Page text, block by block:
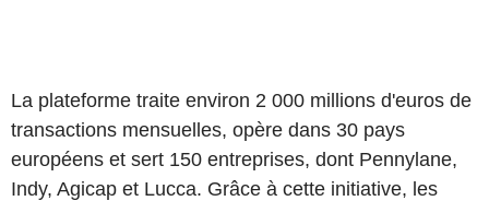
La plateforme traite environ 2 000 millions d'euros de
transactions mensuelles, opère dans 30 pays
européens et sert 150 entreprises, dont Pennylane,
Indy, Agicap et Lucca. Grâce à cette initiative, les